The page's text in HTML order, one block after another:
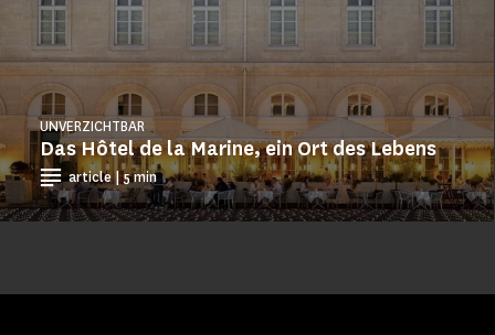
Das Hôtel de la Marine, ein Ort des Lebens
UNVERZICHTBAR
article | 5 min